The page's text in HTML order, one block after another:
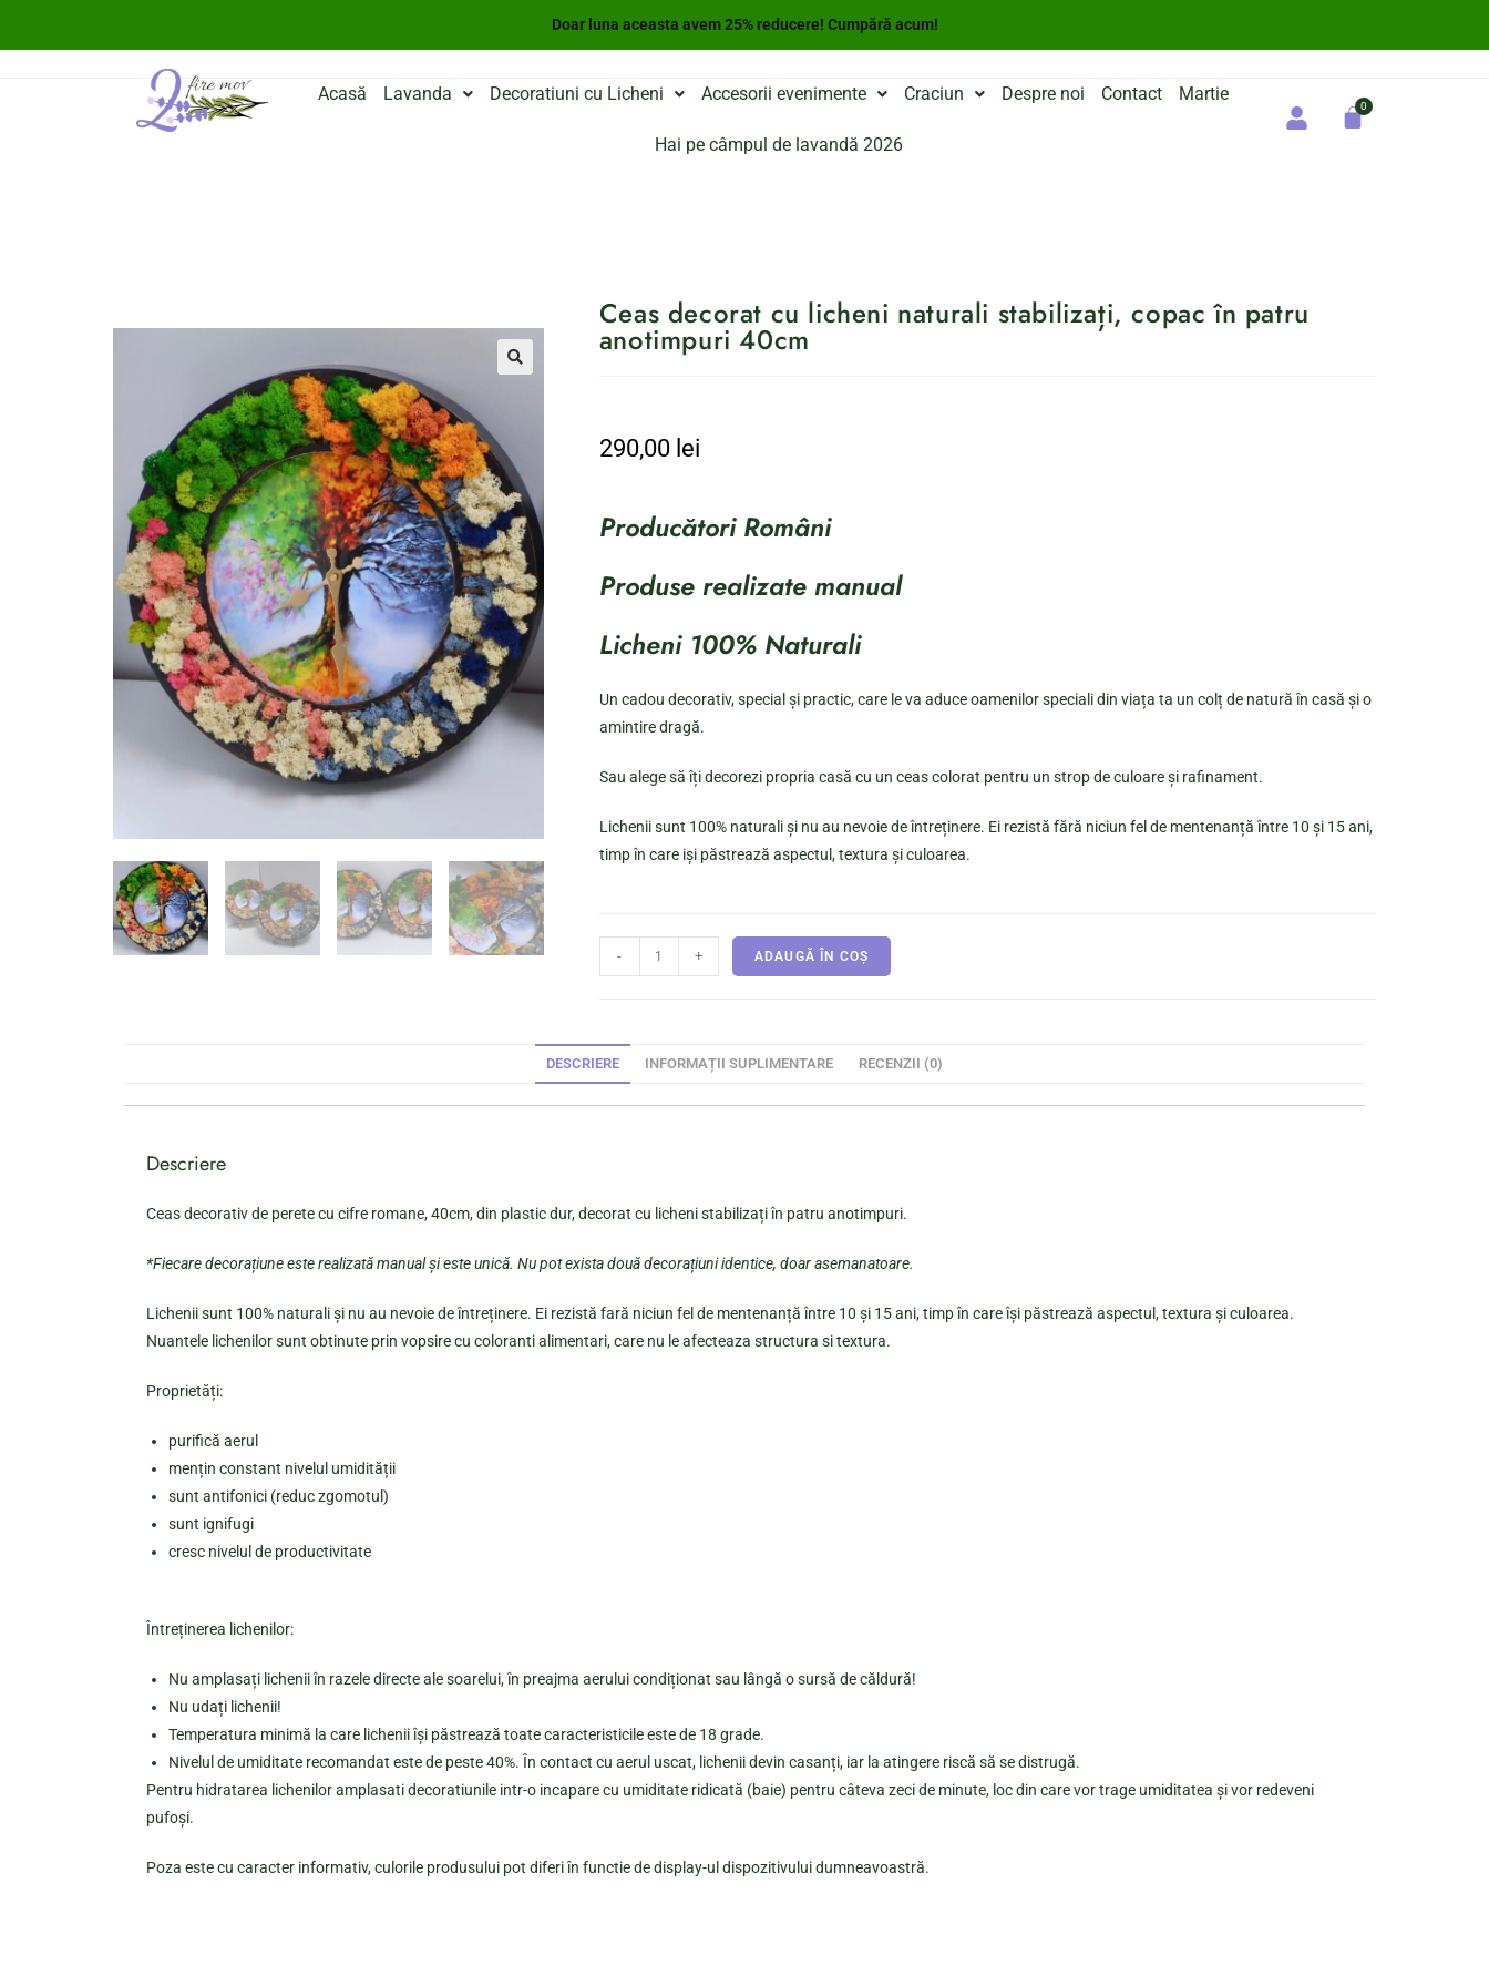
Doar luna aceasta avem 25% reducere! Cumpără acum!
Acasă Lavanda Decoratiuni cu Licheni Accesorii evenimente Craciun Despre noi Contact Martie
Hai pe câmpul de lavandă 2026
Ceas decorat cu licheni naturali stabilizați, copac în patru
anotimpuri 40cm
290,00 lei
Producători Români
Produse realizate manual
Licheni 100% Naturali
Un cadou decorativ, special și practic, care le va aduce oamenilor speciali din viața ta un colț de natură în casă și o
amintire dragă.
Sau alege să îți decorezi propria casă cu un ceas colorat pentru un strop de culoare și rafinament.
Lichenii sunt 100% naturali și nu au nevoie de întreținere. Ei rezistă fără niciun fel de mentenanță între 10 și 15 ani,
timp în care iși păstrează aspectul, textura și culoarea.
- + ADAUGĂ ÎN COȘ
DESCRIERE INFORMAȚII SUPLIMENTARE RECENZII (0)
Descriere
Ceas decorativ de perete cu cifre romane, 40cm, din plastic dur, decorat cu licheni stabilizați în patru anotimpuri.
*Fiecare decorațiune este realizată manual și este unică. Nu pot exista două decorațiuni identice, doar asemanatoare.
Lichenii sunt 100% naturali și nu au nevoie de întreținere. Ei rezistă fară niciun fel de mentenanță între 10 și 15 ani, timp în care își păstrează aspectul, textura și culoarea.
Nuantele lichenilor sunt obtinute prin vopsire cu coloranti alimentari, care nu le afecteaza structura si textura.
Proprietăți:
purifică aerul
mențin constant nivelul umidității
sunt antifonici (reduc zgomotul)
sunt ignifugi
cresc nivelul de productivitate
Întreținerea lichenilor:
Nu amplasați lichenii în razele directe ale soarelui, în preajma aerului condiționat sau lângă o sursă de căldură!
Nu udați lichenii!
Temperatura minimă la care lichenii își păstrează toate caracteristicile este de 18 grade.
Nivelul de umiditate recomandat este de peste 40%. În contact cu aerul uscat, lichenii devin casanți, iar la atingere riscă să se distrugă.
Pentru hidratarea lichenilor amplasati decoratiunile intr-o incapare cu umiditate ridicată (baie) pentru câteva zeci de minute, loc din care vor trage umiditatea și vor redeveni
pufoși.
Poza este cu caracter informativ, culorile produsului pot diferi în functie de display-ul dispozitivului dumneavoastră.